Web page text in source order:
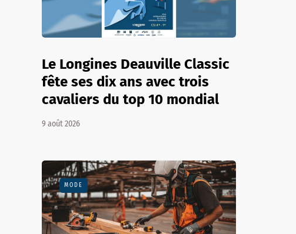
Le Longines Deauville Classic
fête ses dix ans avec trois
cavaliers du top 10 mondial
9 août 2026
MODE